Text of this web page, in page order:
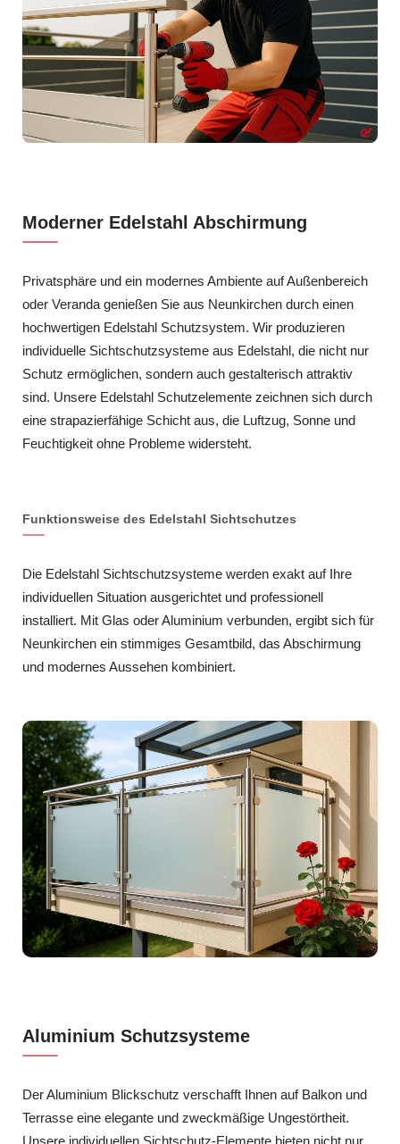
Moderner Edelstahl Abschirmung
Privatsphäre und ein modernes Ambiente auf Außenbereich
oder Veranda genießen Sie aus Neunkirchen durch einen
hochwertigen Edelstahl Schutzsystem. Wir produzieren
individuelle Sichtschutzsysteme aus Edelstahl, die nicht nur
Schutz ermöglichen, sondern auch gestalterisch attraktiv
sind. Unsere Edelstahl Schutzelemente zeichnen sich durch
eine strapazierfähige Schicht aus, die Luftzug, Sonne und
Feuchtigkeit ohne Probleme widersteht.
Funktionsweise des Edelstahl Sichtschutzes
Die Edelstahl Sichtschutzsysteme werden exakt auf Ihre
individuellen Situation ausgerichtet und professionell
installiert. Mit Glas oder Aluminium verbunden, ergibt sich für
Neunkirchen ein stimmiges Gesamtbild, das Abschirmung
und modernes Aussehen kombiniert.
Aluminium Schutzsysteme
Der Aluminium Blickschutz verschafft Ihnen auf Balkon und
Terrasse eine elegante und zweckmäßige Ungestörtheit.
Unsere individuellen Sichtschutz-Elemente bieten nicht nur